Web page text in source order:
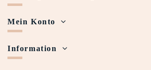
Mein Konto
Information